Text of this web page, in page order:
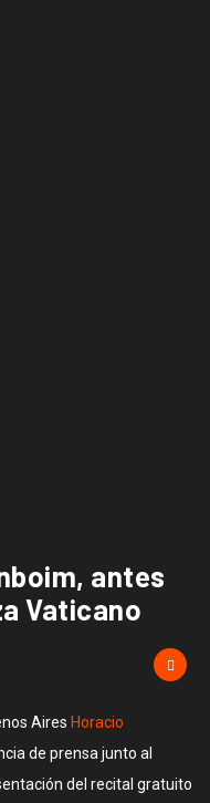
antes
Vaticano
Aires Horacio
de prensa junto al
del recital gratuito